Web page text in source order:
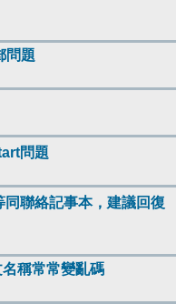
問題
問題
同聯絡記事本，建議回復
稱常常變亂碼